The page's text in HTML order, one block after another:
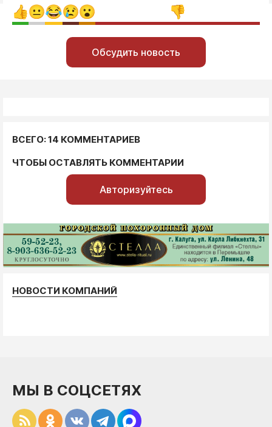
Обсудить новость
ВСЕГО: 14 КОММЕНТАРИЕВ
ЧТОБЫ ОСТАВЛЯТЬ КОММЕНТАРИИ
Авторизуйтесь
НОВОСТИ КОМПАНИЙ
МЫ В СОЦСЕТЯХ